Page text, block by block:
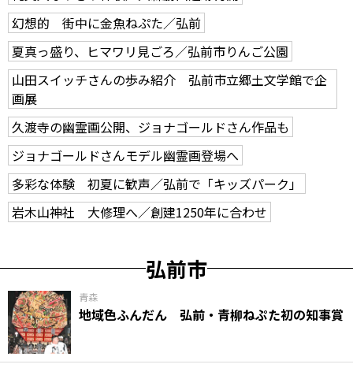
幻想的 街中に金魚ねぷた／弘前
夏真っ盛り、ヒマワリ見ごろ／弘前市りんご公園
山田スイッチさんの歩み紹介 弘前市立郷土文学館で企
画展
久渡寺の幽霊画公開、ジョナゴールドさん作品も
ジョナゴールドさんモデル幽霊画登場へ
多彩な体験 初夏に歓声／弘前で「キッズパーク」
岩木山神社 大修理へ／創建1250年に合わせ
弘前市
青森
地域色ふんだん 弘前・青柳ねぷた初の知事賞